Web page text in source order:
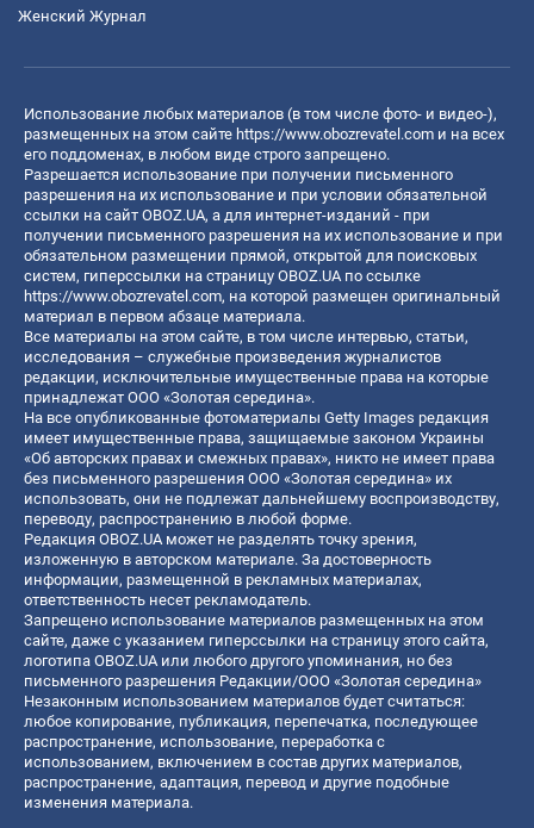
Женский Журнал
Использование любых материалов (в том числе фото- и видео-),
размещенных на этом сайте https://www.obozrevatel.com и на всех
его поддоменах, в любом виде строго запрещено.
Разрешается использование при получении письменного
разрешения на их использование и при условии обязательной
ссылки на сайт OBOZ.UA, а для интернет-изданий - при
получении письменного разрешения на их использование и при
обязательном размещении прямой, открытой для поисковых
систем, гиперссылки на страницу OBOZ.UA по ссылке
https://www.obozrevatel.com, на которой размещен оригинальный
материал в первом абзаце материала.
Все материалы на этом сайте, в том числе интервью, статьи,
исследования – служебные произведения журналистов
редакции, исключительные имущественные права на которые
принадлежат ООО «Золотая середина».
На все опубликованные фотоматериалы Getty Images редакция
имеет имущественные права, защищаемые законом Украины
«Об авторских правах и смежных правах», никто не имеет права
без письменного разрешения ООО «Золотая середина» их
использовать, они не подлежат дальнейшему воспроизводству,
переводу, распространению в любой форме.
Редакция OBOZ.UA может не разделять точку зрения,
изложенную в авторском материале. За достоверность
информации, размещенной в рекламных материалах,
ответственность несет рекламодатель.
Запрещено использование материалов размещенных на этом
сайте, даже с указанием гиперссылки на страницу этого сайта,
логотипа OBOZ.UA или любого другого упоминания, но без
письменного разрешения Редакции/ООО «Золотая середина»
Незаконным использованием материалов будет считаться:
любое копирование, публикация, перепечатка, последующее
распространение, использование, переработка с
использованием, включением в состав других материалов,
распространение, адаптация, перевод и другие подобные
изменения материала.